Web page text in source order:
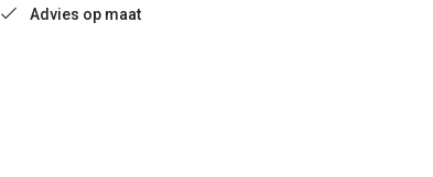
Advies op maat